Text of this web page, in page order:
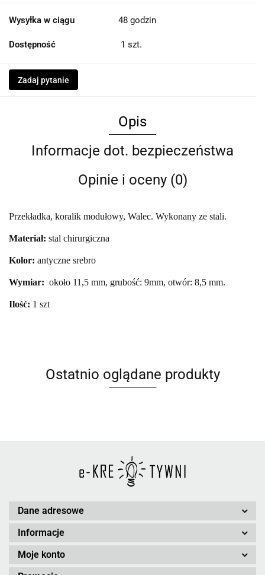
Wysyłka w ciągu 48 godzin
Dostępność 1 szt.
Zadaj pytanie
Opis
Informacje dot. bezpieczeństwa
Opinie i oceny (0)
Przekładka, koralik modułowy, Walec. Wykonany ze stali.
Materiał: stal chirurgiczna
Kolor: antyczne srebro
Wymiar: około 11,5 mm, grubość: 9mm, otwór: 8,5 mm.
Ilość: 1 szt
Ostatnio oglądane produkty
Dane adresowe
Informacje
Moje konto